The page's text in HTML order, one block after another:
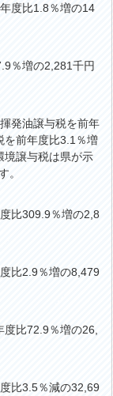
度比1.8％増の14
％増の2,281千円
油譲与税を前年
を前年度比3.1％増
境譲与税は県が示
。
309.9％増の2,8
2.9％増の8,479
比72.9％増の26,
3.5％減の32,69